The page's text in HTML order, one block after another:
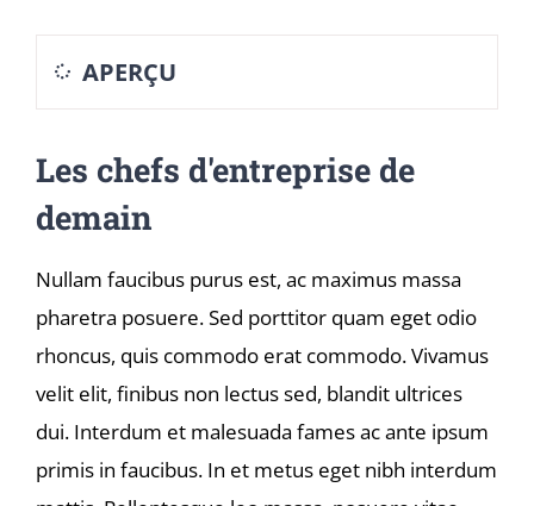
APERÇU
Les chefs d'entreprise de
demain
Nullam faucibus purus est, ac maximus massa
pharetra posuere. Sed porttitor quam eget odio
rhoncus, quis commodo erat commodo. Vivamus
velit elit, finibus non lectus sed, blandit ultrices
dui. Interdum et malesuada fames ac ante ipsum
primis in faucibus. In et metus eget nibh interdum